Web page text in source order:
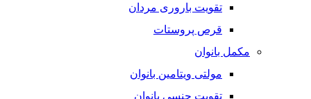
تقویت باروری مردان
قرص پروستات
مکمل بانوان
مولتی ویتامین بانوان
تقویت جنسی بانوان